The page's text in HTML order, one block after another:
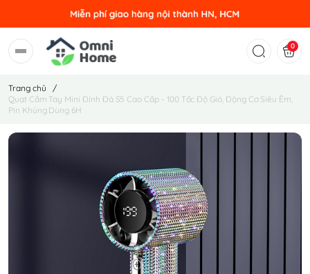
0
Trang chủ
/
Quạt Cầm Tay Mini Đính Đá S5 Cao Cấp - 100 Tốc Độ Gió, Động Cơ Siêu Êm,
Pin Khủng Dùng 6H